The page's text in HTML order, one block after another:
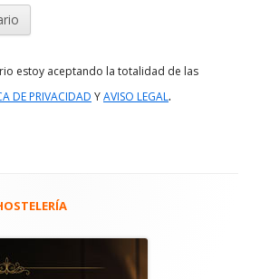
estoy aceptando la totalidad de las
DE PRIVACIDAD YAVISO LEGAL.